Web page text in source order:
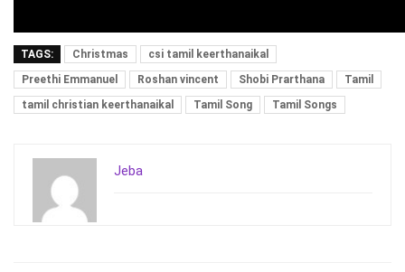
TAGS: Christmas
csi tamil keerthanaikal
Preethi Emmanuel
Roshan vincent Shobi Prarthana
Tamil
tamil christian keerthanaikal
Tamil Song Tamil Songs
Jeba